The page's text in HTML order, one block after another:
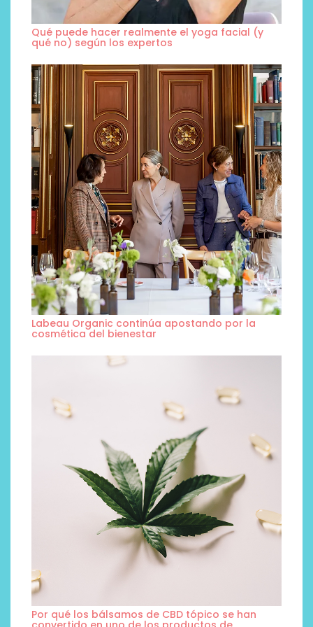
Qué puede hacer realmente el yoga facial (y
qué no) según los expertos
Labeau Organic continúa apostando por la
cosmética del bienestar
Por qué los bálsamos de CBD tópico se han